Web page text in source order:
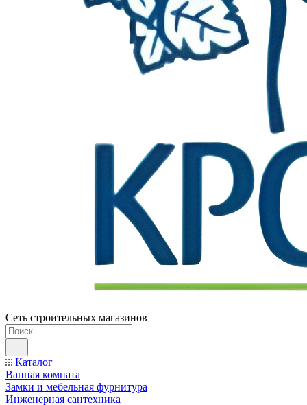
Сеть строительных магазинов
Каталог
Ванная комната
Замки и мебельная фурнитура
Инженерная сантехника